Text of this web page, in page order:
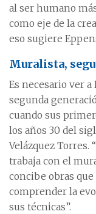
al ser humano
como eje de la
eso sugiere
Muralista,
Es necesario ver
segunda
cuando sus
los años 30 del
Velázquez Torres.
trabaja con el
concibe obras
comprender la
sus técnicas”.